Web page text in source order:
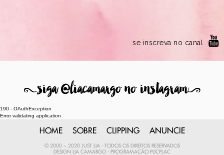
se inscreva no canal
8siga @liacamargo no instagram9
190 - OAuthException
Error validating application
HOME SOBRE CLIPPING ANUNCIE
© 2000 ~ 2020 JUST LIA - TODOS OS DIREITOS RESERVADOS
DESIGN
LIA CAMARGO - PROGRAMAÇÃO PLICPLAC